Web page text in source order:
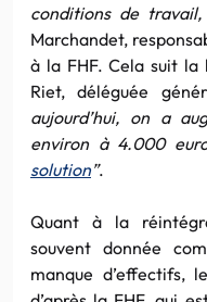
conditions de travail,
Marchandet,
à la FHF. Cela suit la
Riet, déléguée
aujourd’hui, on a
environ à 4.000
solution”.
Quant à la
souvent donnée
manque d’effectifs,